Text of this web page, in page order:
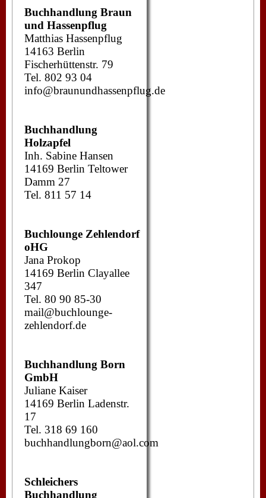
Buchhandlung Braun
und Hassenpflug
Matthias Hassenpflug
14163 Berlin
Fischerhüttenstr. 79
Tel. 802 93 04
info@braunundhassenpflug.de
Buchhandlung
Holzapfel
Inh. Sabine Hansen
14169 Berlin Teltower
Damm 27
Tel. 811 57 14
Buchlounge Zehlendorf
oHG
Jana Prokop
14169 Berlin Clayallee
347
Tel. 80 90 85-30
mail@buchlounge-
zehlendorf.de
Buchhandlung Born
GmbH
Juliane Kaiser
14169 Berlin Ladenstr.
17
Tel. 318 69 160
buchhandlungborn@aol.com
Schleichers
Buchhandlung